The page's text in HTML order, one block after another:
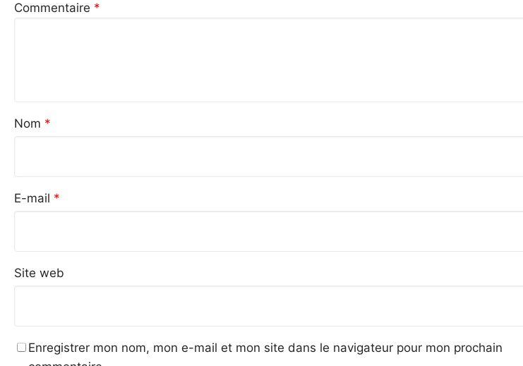
Commentaire *
Nom *
E-mail *
Site web
Enregistrer mon nom, mon e-mail et mon site dans le navigateur pour mon prochain